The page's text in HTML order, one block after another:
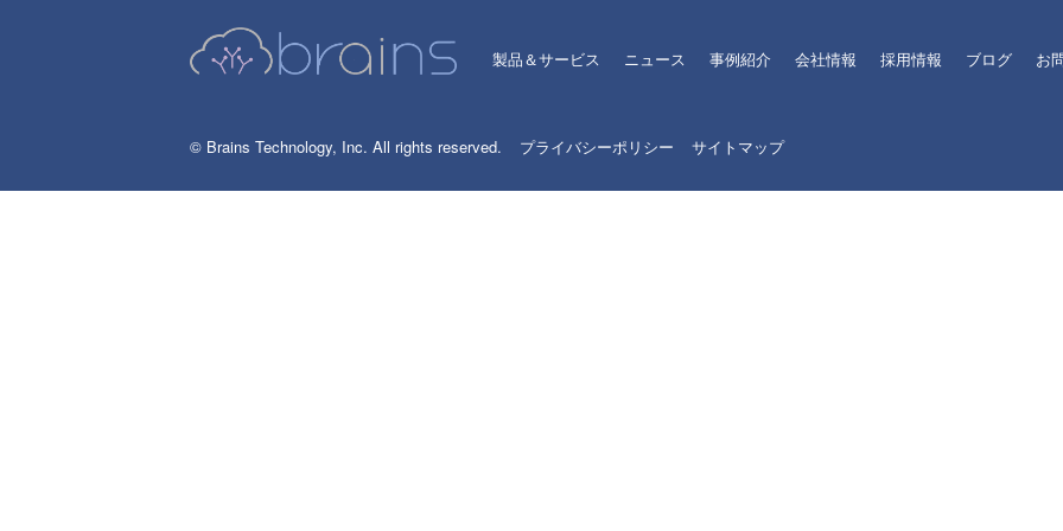
製品＆サービス ニュース 事例紹介 会社情報 採用情報 ブログ お
© Brains Technology, Inc. All rights reserved. プライバシーポリシー サイトマップ